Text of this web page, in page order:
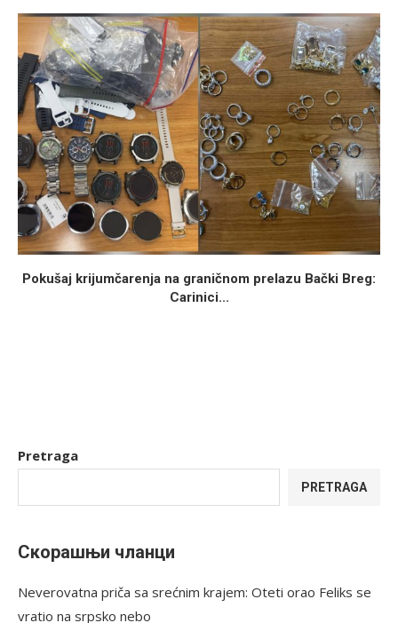
Pokušaj krijumčarenja na graničnom prelazu Bački Breg:
Carinici...
Pretraga
PRETRAGA
Скорашњи чланци
Neverovatna priča sa srećnim krajem: Oteti orao Feliks se
vratio na srpsko nebo